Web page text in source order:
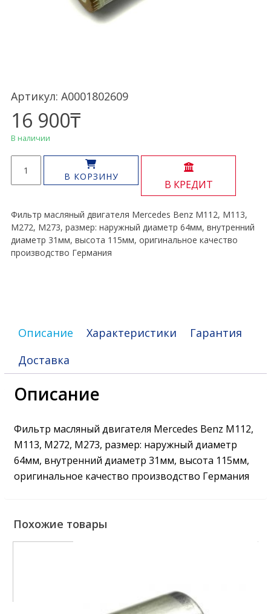
Артикул: A0001802609
16 900₸
В наличии
товара
Фильтр
M112,
M113,
M272,
M273
В КОРЗИНУ
В КРЕДИТ
Фильтр масляный двигателя Mercedes Benz M112, M113,
M272, M273, размер: наружный диаметр 64мм, внутренний
диаметр 31мм, высота 115мм, оригинальное качество
производство Германия
Описание Характеристики
Гарантия
Доставка
Описание
Фильтр масляный двигателя Mercedes Benz M112,
M113, M272, M273, размер: наружный диаметр
64мм, внутренний диаметр 31мм, высота 115мм,
оригинальное качество производство Германия
Похожие товары